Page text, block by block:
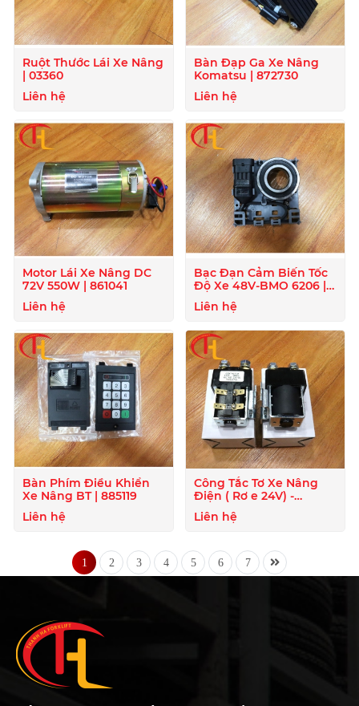
Ruột Thước Lái Xe Nâng
| 03360
Liên hệ
Bàn Đạp Ga Xe Nâng
Komatsu | 872730
Liên hệ
Motor Lái Xe Nâng DC
72V 550W | 861041
Liên hệ
Bạc Đạn Cảm Biến Tốc
Độ Xe 48V-BMO 6206 |
872129
Liên hệ
Bàn Phím Điều Khiển
Xe Nâng BT | 885119
Liên hệ
Công Tắc Tơ Xe Nâng
Điện ( Rơ e 24V) -
824020
Liên hệ
1 2 3 4 5 6 7